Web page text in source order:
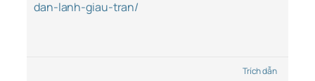
dan-lanh-giau-tran/
Trích dẫn